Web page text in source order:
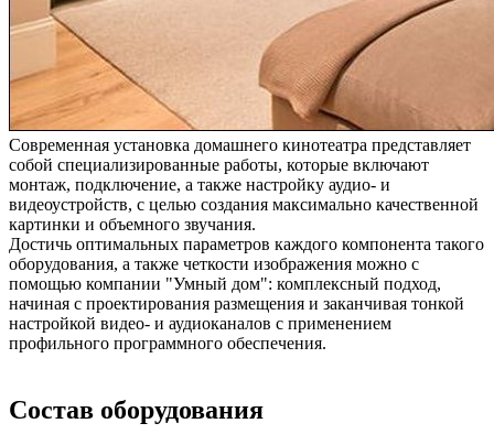
Современная установка домашнего кинотеатра представляет
собой специализированные работы, которые включают
монтаж, подключение, а также настройку аудио- и
видеоустройств, с целью создания максимально качественной
картинки и объемного звучания.
Достичь оптимальных параметров каждого компонента такого
оборудования, а также четкости изображения можно с
помощью компании "Умный дом": комплексный подход,
начиная с проектирования размещения и заканчивая тонкой
настройкой видео- и аудиоканалов с применением
профильного программного обеспечения.
Состав оборудования